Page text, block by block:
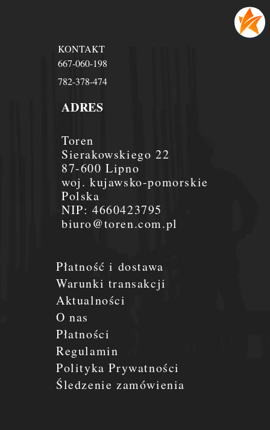
Płatność i dostawa
Warunki transakcji
Aktualności
O nas
Płatności
Regulamin
Polityka Prywatności
Śledzenie zamówienia
ADRES
Toren
Sierakowskiego 22
87-600 Lipno
woj. kujawsko-pomorskie
Polska
NIP:4660423795
biuro@toren.com.pl
KONTAKT
667-060-198
782-378-474